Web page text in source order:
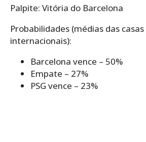
Palpite: Vitória do Barcelona
Probabilidades (médias das
internacionais):
Barcelona vence – 50%
Empate – 27%
PSG vence – 23%